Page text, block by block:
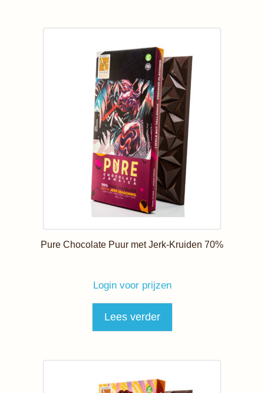
Pure Chocolate Puur met Jerk-Kruiden 70%
Login voor prijzen
Lees verder